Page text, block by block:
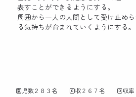
表すことができるようにする。
周囲から一人の人間として受け止め
る気持ちが育まれていくようにする。
園児数２８３名 回収２６７名 回収